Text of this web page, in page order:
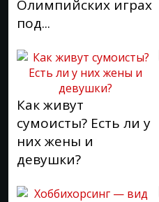
Олимпийских играх
под...
Как живут
сумоисты? Есть ли у
них жены и
девушки?